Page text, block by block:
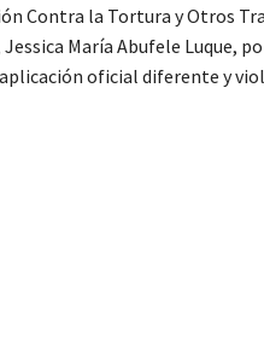
Contra la Tortura y Otros
María Abufele Luque,
oficial diferente y